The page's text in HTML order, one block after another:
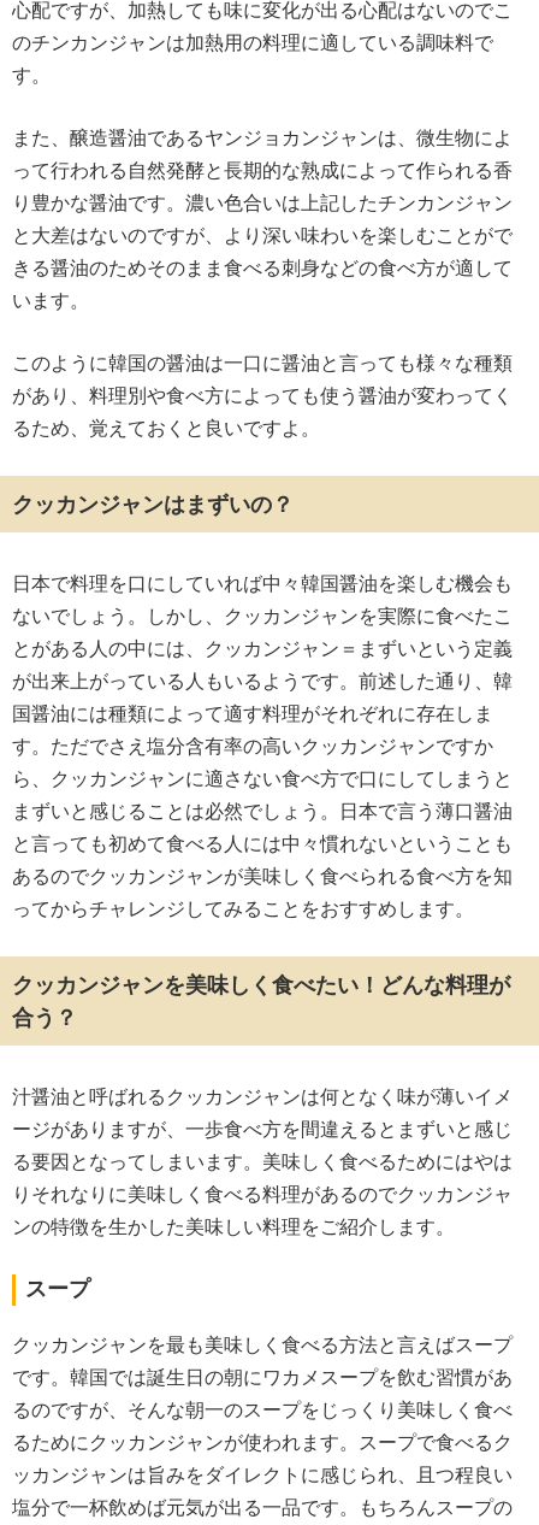
心配ですが、加熱しても味に変化が出る心配はないのでこ
のチンカンジャンは加熱用の料理に適している調味料で
す。
また、醸造醤油であるヤンジョカンジャンは、微生物によ
って行われる自然発酵と長期的な熟成によって作られる香
り豊かな醤油です。濃い色合いは上記したチンカンジャン
と大差はないのですが、より深い味わいを楽しむことがで
きる醤油のためそのまま食べる刺身などの食べ方が適して
います。
このように韓国の醤油は一口に醤油と言っても様々な種類
があり、料理別や食べ方によっても使う醤油が変わってく
るため、覚えておくと良いですよ。
クッカンジャンはまずいの？
日本で料理を口にしていれば中々韓国醤油を楽しむ機会も
ないでしょう。しかし、クッカンジャンを実際に食べたこ
とがある人の中には、クッカンジャン＝まずいという定義
が出来上がっている人もいるようです。前述した通り、韓
国醤油には種類によって適す料理がそれぞれに存在しま
す。ただでさえ塩分含有率の高いクッカンジャンですか
ら、クッカンジャンに適さない食べ方で口にしてしまうと
まずいと感じることは必然でしょう。日本で言う薄口醤油
と言っても初めて食べる人には中々慣れないということも
あるのでクッカンジャンが美味しく食べられる食べ方を知
ってからチャレンジしてみることをおすすめします。
クッカンジャンを美味しく食べたい！どんな料理が
合う？
汁醤油と呼ばれるクッカンジャンは何となく味が薄いイメ
ージがありますが、一歩食べ方を間違えるとまずいと感じ
る要因となってしまいます。美味しく食べるためにはやは
りそれなりに美味しく食べる料理があるのでクッカンジャ
ンの特徴を生かした美味しい料理をご紹介します。
スープ
クッカンジャンを最も美味しく食べる方法と言えばスープ
です。韓国では誕生日の朝にワカメスープを飲む習慣があ
るのですが、そんな朝一のスープをじっくり美味しく食べ
るためにクッカンジャンが使われます。スープで食べるク
ッカンジャンは旨みをダイレクトに感じられ、且つ程良い
塩分で一杯飲めば元気が出る一品です。もちろんスープの